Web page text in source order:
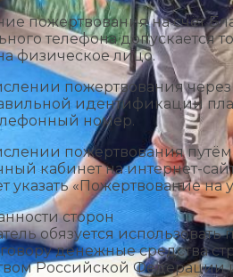
пожертвования на счёт
телефона допускается
физическое лицо.
пожертвования
идентификации
номер.
пожертвования
кабинет на интернет-
указать «Пожертвование на
сторон
обязуется
денежные средства
Российской Федерации